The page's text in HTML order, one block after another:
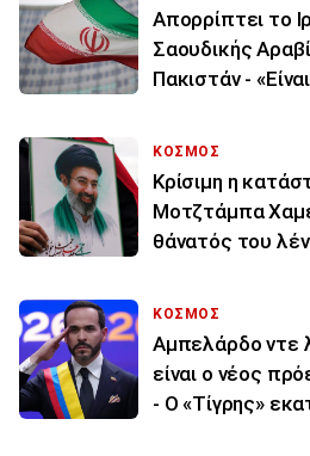
Απορρίπτει το
Σαουδικής
Πακιστάν -
ΚΟΣΜΟΣ
Κρίσιμη η
Μοτζτάμπα
θάνατός του
ΚΟΣΜΟΣ
Αμπελάρδο ντε
είναι ο νέος
- Ο «Τίγρης»